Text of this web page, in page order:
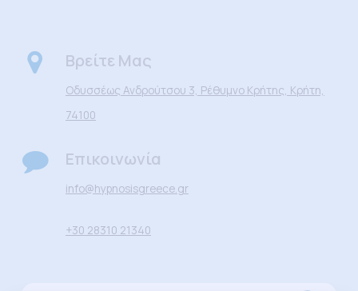
Βρείτε Μας
Οδυσσέως Ανδρούτσου 3, Ρέθυμνο Κρήτης, Κρήτη,
74100
Επικοινωνία
info@hypnosisgreece.gr
+30 28310 21340